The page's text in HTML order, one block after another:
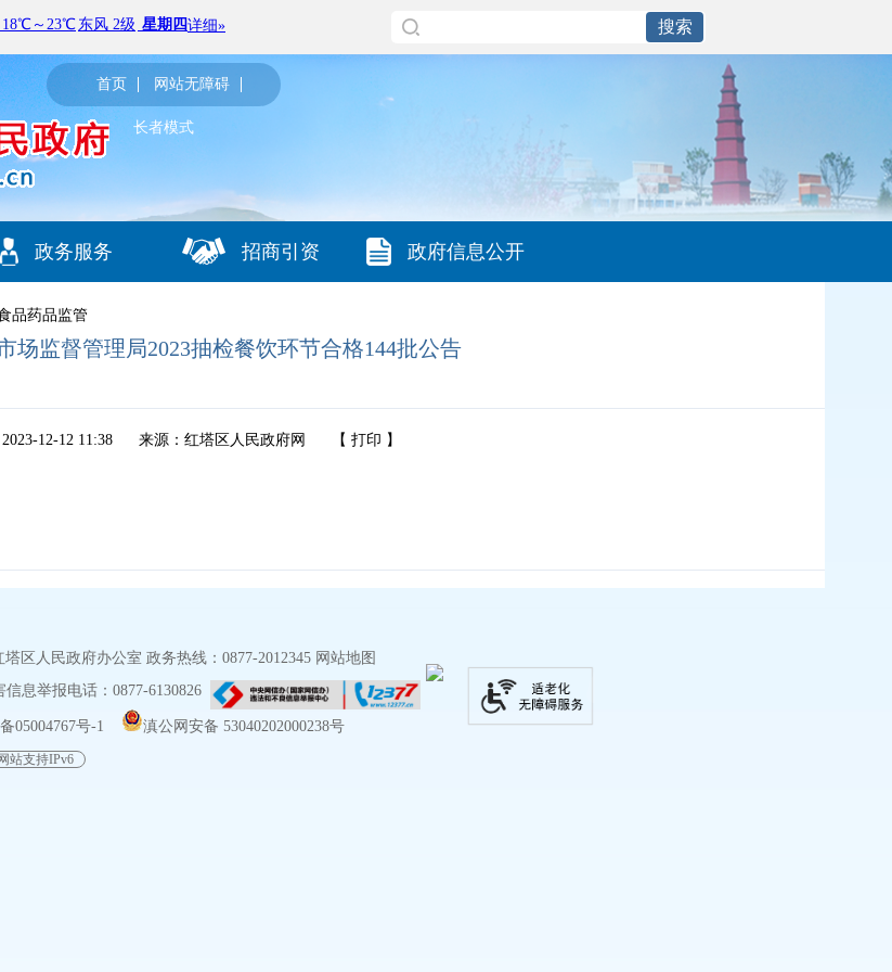
首页 网站无障碍
长者模式
政务服务 招商引资 政府信息公开
品药品监管
场监督管理局2023抽检餐饮环节合格144批公告
12-12 11:38 来源：红塔区人民政府网 【 打印 】
区人民政府办公室 政务热线：0877-2012345 网站地图
息举报电话：0877-6130826
05004767号-1 滇公网安备 53040202000238号
网站支持IPv6